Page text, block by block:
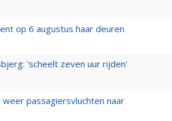
op 6 augustus haar deuren
'scheelt zeven uur rijden'
passagiersvluchten naar